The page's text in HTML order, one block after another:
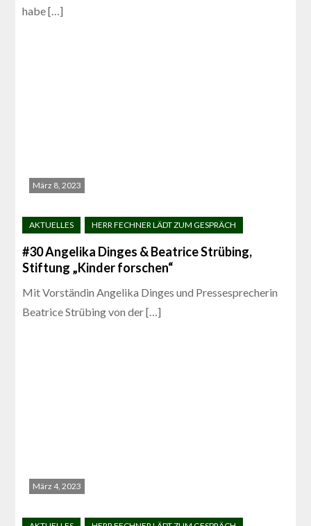
habe […]
März 8, 2023
#30 Angelika Dinges & Beatrice Strübing,
Stiftung „Kinder forschen“
Mit Vorständin Angelika Dinges und Pressesprecherin
Beatrice Strübing von der […]
März 4, 2023